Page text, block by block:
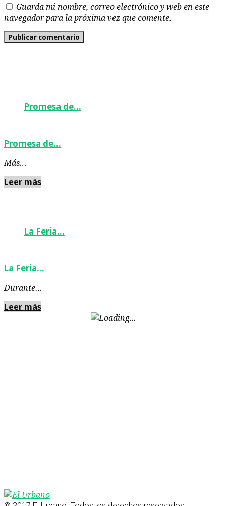
Guarda mi nombre, correo electrónico y web en este
navegador para la próxima vez que comente.
-
Promesa de…
Promesa de…
Más…
Leer más
-
La Feria…
La Feria…
Durante…
Leer más